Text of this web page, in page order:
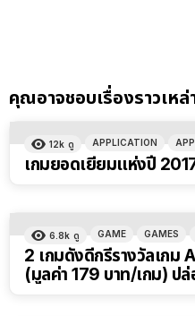
คุณอาจชอบเรื่องราวเหล่
12k ดู APPLICATION
เกมยอดเยี่ยมแห่งปี
6.8k ดู GAME GAMES
2 เกมดังดีกรีรางวัลเก
(มูลค่า 179 บาท/เกม) ป